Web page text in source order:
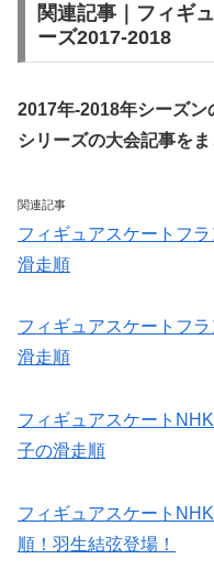
関連記事｜フィギ
ーズ2017-2018
2017年-2018年シーズン
シリーズの大会記事をま
関連記事
フィギュアスケートフ
滑走順
フィギュアスケートフ
滑走順
フィギュアスケート
子の滑走順
フィギュアスケート
順！羽生結弦登場！